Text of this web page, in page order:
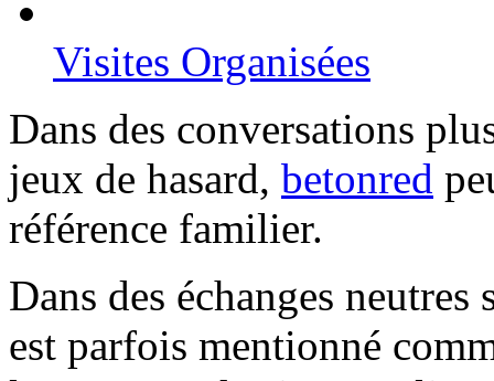
Visites Organisées
Dans des conversations
jeux de hasard, betonred
référence familier.
Dans des échanges
est parfois mentionné